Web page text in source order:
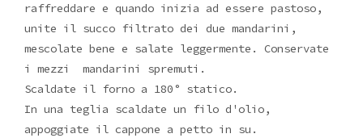
raffreddare e quando inizia ad essere pastoso,
unite il succo filtrato dei due mandarini,
mescolate bene e salate leggermente. Conservate
i mezzi mandarini spremuti.
Scaldate il forno a 180° statico.
In una teglia scaldate un filo d'olio,
appoggiate il cappone a petto in su.